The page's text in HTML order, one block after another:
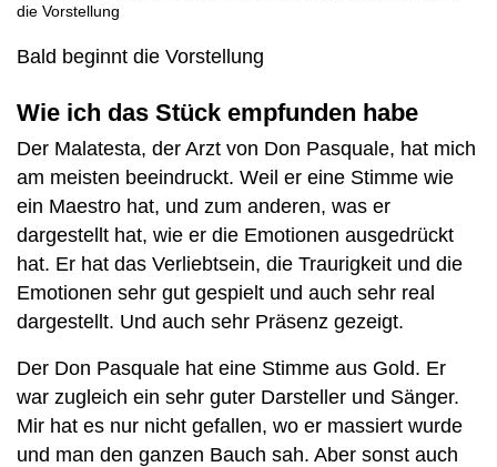
die Vorstellung
Bald beginnt die Vorstellung
Wie ich das Stück empfunden habe
Der Malatesta, der Arzt von Don Pasquale, hat mich
am meisten beeindruckt. Weil er eine Stimme wie
ein Maestro hat, und zum anderen, was er
dargestellt hat, wie er die Emotionen ausgedrückt
hat. Er hat das Verliebtsein, die Traurigkeit und die
Emotionen sehr gut gespielt und auch sehr real
dargestellt. Und auch sehr Präsenz gezeigt.
Der Don Pasquale hat eine Stimme aus Gold. Er
war zugleich ein sehr guter Darsteller und Sänger.
Mir hat es nur nicht gefallen, wo er massiert wurde
und man den ganzen Bauch sah. Aber sonst auch